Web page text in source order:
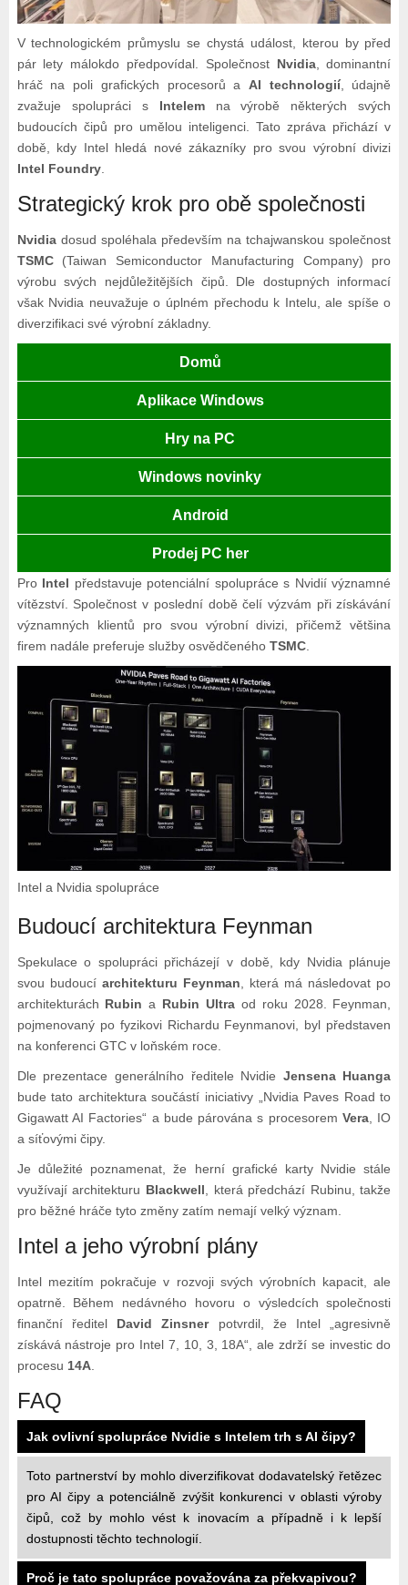
V technologickém průmyslu se chystá událost, kterou by před
pár lety málokdo předpovídal. Společnost Nvidia, dominantní
hráč na poli grafických procesorů a AI technologií, údajně
zvažuje spolupráci s Intelemna výrobě některých svých
budoucích čipů pro umělou inteligenci. Tato zpráva přichází v
době, kdy Intel hledá nové zákazníky pro svou výrobní divizi
Intel Foundry.
Strategický krok pro obě společnosti
Nvidiadosud spoléhala především na tchajwanskou společnost
TSMC(Taiwan Semiconductor Manufacturing Company) pro
výrobu svých nejdůležitějších čipů. Dle dostupných informací
však Nvidia neuvažuje o úplném přechodu k Intelu, ale spíše o
diverzifikaci své výrobní základny.
Domů
Aplikace Windows
Hry na PC
Windows novinky
Android
Prodej PC her
Pro Intel představuje potenciální spolupráce s Nvidií významné
vítězství. Společnost v poslední době čelí výzvám při získávání
významných klientů pro svou výrobní divizi, přičemž většina
firem nadále preferuje služby osvědčeného TSMC.
Intel a Nvidia spolupráce
Budoucí architektura Feynman
Spekulace o spolupráci přicházejí v době, kdy Nvidia plánuje
svou budoucí architekturu Feynman , která má následovat po
architekturách Rubin a Rubin Ultra od roku 2028. Feynman,
pojmenovaný po fyzikovi Richardu Feynmanovi, byl představen
na konferenci GTC v loňském roce.
Dle prezentace generálního ředitele Nvidie Jensena Huanga
bude tato architektura součástí iniciativy „Nvidia Paves Road to
Gigawatt AI Factories“ a bude párována s procesoremVera , IO
a síťovými čipy.
Je důležité poznamenat, že herní grafické karty Nvidie stále
využívají architekturu Blackwell , která předchází Rubinu, takže
pro běžné hráče tyto změny zatím nemají velký význam.
Intel a jeho výrobní plány
Intel mezitím pokračuje v rozvoji svých výrobních kapacit, ale
opatrně. Během nedávného hovoru o výsledcích společnosti
finanční ředitel David Zinsnerpotvrdil, že Intel „agresivně
získává nástroje pro Intel 7, 10, 3, 18A“, ale zdrží se investic do
procesu 14A.
FAQ
Jak ovlivní spolupráce Nvidie s Intelem trh s AI čipy?
Toto partnerství by mohlo diverzifikovat dodavatelský řetězec
pro AI čipy a potenciálně zvýšit konkurenci v oblasti výroby
čipů, což by mohlo vést k inovacím a případně i k lepší
dostupnosti těchto technologií.
Proč je tato spolupráce považována za překvapivou?